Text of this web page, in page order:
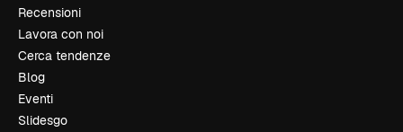
Recensioni
Lavora con noi
Cerca tendenze
Blog
Eventi
Slidesgo